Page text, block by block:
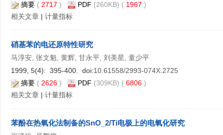
摘要 ( 2717 ) PDF (260KB) ( 1967 )
相关文章 | 计量指标
硝基苯的电还原特性研究
马淳安, 张文魁, 黄辉, 甘永平, 刘美星, 童少平
1999, 5(4): 395-400. doi:10.61558/2993-074X.2725
摘要 ( 2626 ) PDF (309KB) ( 6806 )
相关文章 | 计量指标
苯酚在热氧化法制备的SnO_2/Ti电极上的电氧化研究